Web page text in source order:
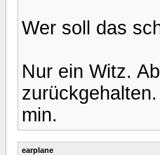
Wer soll das
Nur ein Witz.
min.
earplane